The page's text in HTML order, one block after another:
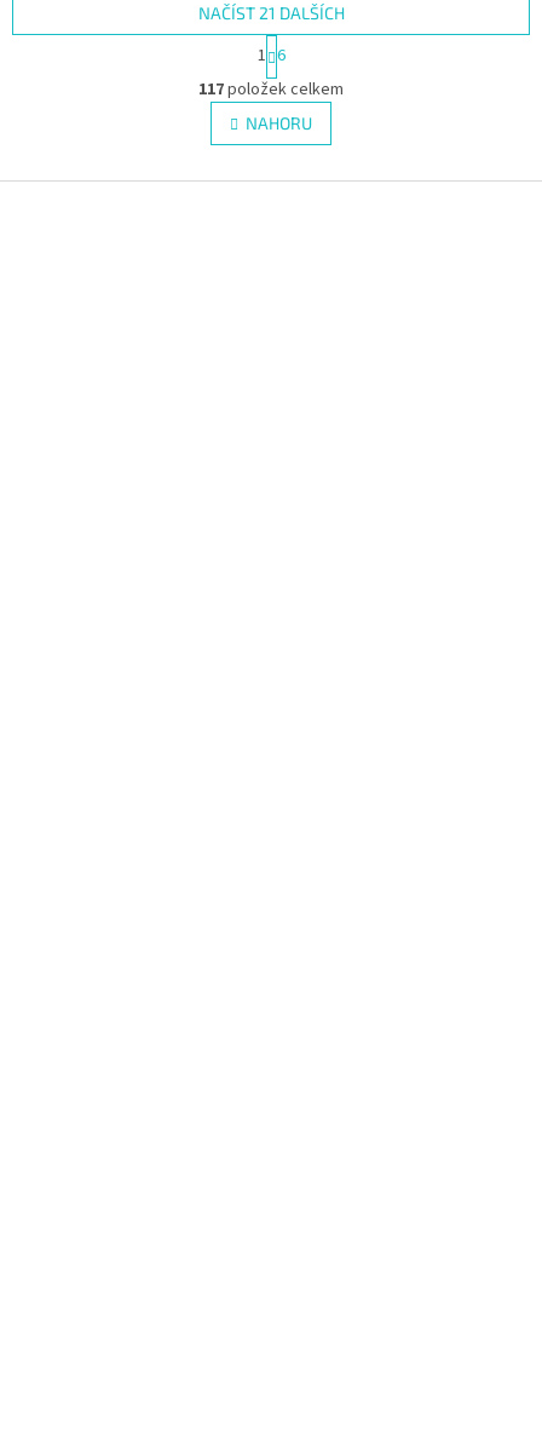
O
v
l
á
NAČÍST 21 DALŠÍCH
S
t
r
á
n
k
v
1 6
117položek celkem
NAHORU